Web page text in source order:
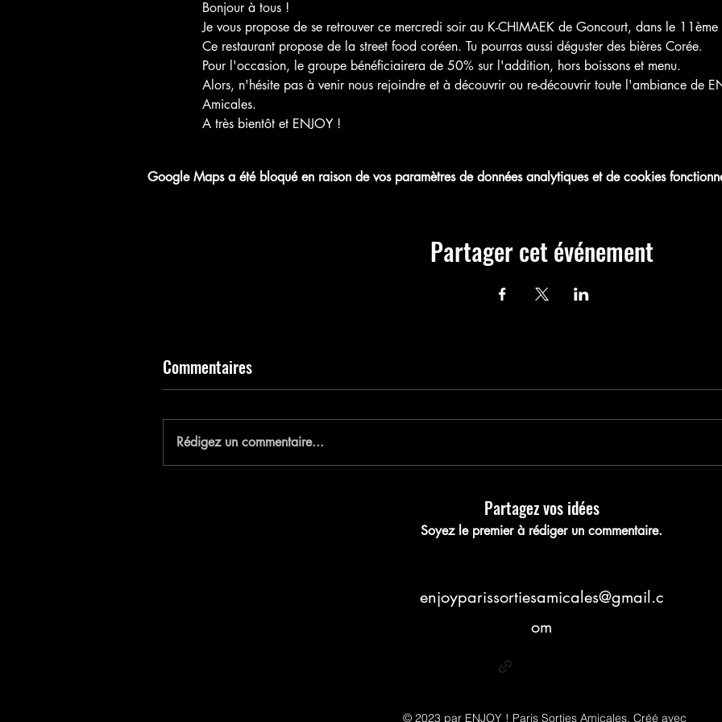
Bonjour à tous !
Je vous propose de se retrouver ce mercredi soir au K-CHIMAEK de Goncourt, dans le 11ème
Ce restaurant propose de la street food coréen. Tu pourras aussi déguster des bières Corée.
Pour l'occasion, le groupe bénéficiairera de 50% sur l'addition, hors boissons et menu.
Alors, n'hésite pas à venir nous rejoindre et à découvrir ou re-découvrir toute l'ambiance de
Amicales.
A très bientôt et ENJOY !
Google Maps a été bloqué en raison de vos paramètres de données analytiques et de cookies
Partager cet événement
Enregistrez votre
Commentaires
Rédigez un commentaire...
Partagez vos idées
Soyez le premier à rédiger un commentaire.
enjoyparissortiesamicales@gmail.c
om
© 2023 par ENJOY ! Paris Sorties Amicales. Créé avec